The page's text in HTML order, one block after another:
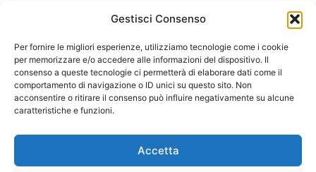
Gestisci Consenso
Per fornire le migliori esperienze, utilizziamo tecnologie come i cookie
per memorizzare e/o accedere alle informazioni del dispositivo. Il
consenso a queste tecnologie ci permetterà di elaborare dati come il
comportamento di navigazione o ID unici su questo sito. Non
acconsentire o ritirare il consenso può influire negativamente su alcune
caratteristiche e funzioni.
Accetta
Purse & Co Social